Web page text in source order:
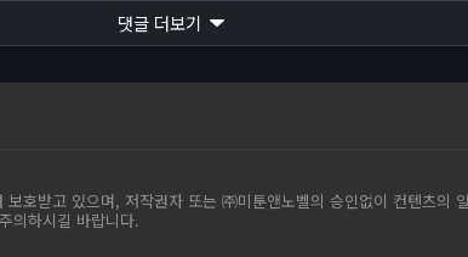
댓글 더보기
호받고 있으며, 저작권자 또는 ㈜미툰앤노벨의 승인없이 컨텐츠의
의하시길 바랍니다.